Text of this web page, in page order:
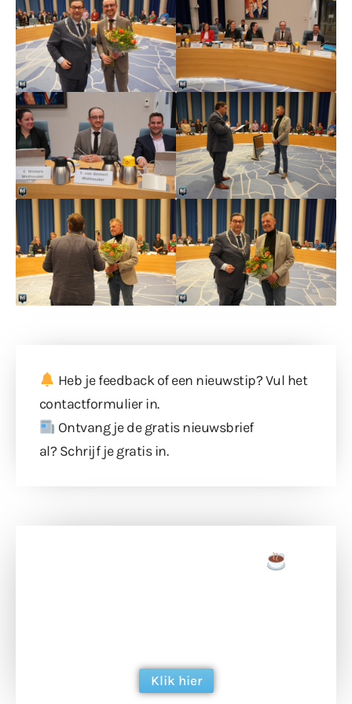
Heb je feedback of een nieuwstip? Vul het
contactformulierin.
Ontvang je de gratis nieuwsbrief
al? Schrijf je gratis in.
Klik hier